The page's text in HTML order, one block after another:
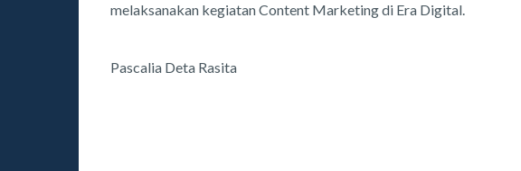
melaksanakan kegiatan Content Marketing di Era Digital.
Pascalia Deta Rasita